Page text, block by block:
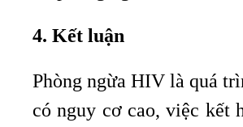
4. Kết luận
Phòng ngừa HIV là quá
có nguy cơ cao, việc kết